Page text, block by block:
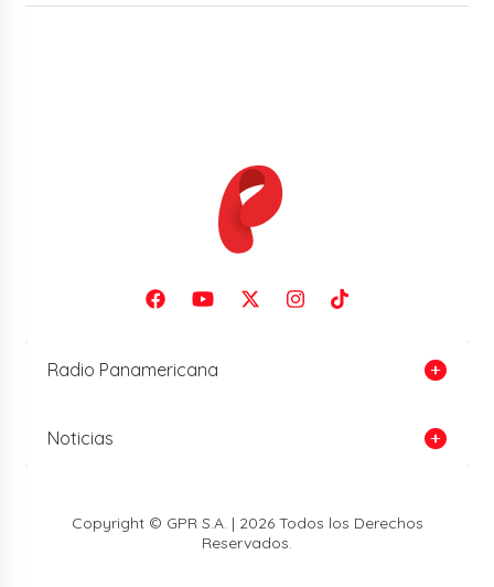
Radio Panamericana
Noticias
Copyright © GPR S.A. | 2026 Todos los Derechos
Reservados.